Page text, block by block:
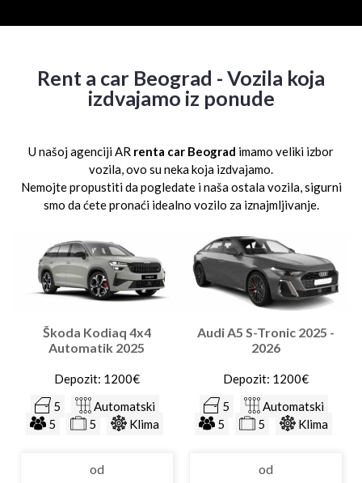
Rent a car Beograd - Vozila koja
izdvajamo iz ponude
U našoj agenciji AR renta car Beograd imamo veliki izbor
vozila, ovo su neka koja izdvajamo.
Nemojte propustiti da pogledate i naša ostala vozila, sigurni
smo da ćete pronaći idealno vozilo za iznajmljivanje.
Škoda Kodiaq 4x4
Automatik 2025
Depozit: 1200€
5
Automatski
5
5 Klima
od
Audi A5 S-Tronic 2025 -
2026
Depozit: 1200€
5
Automatski
5
5 Klima
od